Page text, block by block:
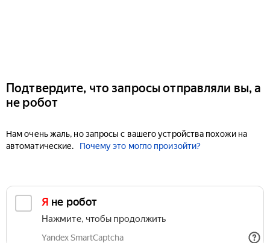
Подтвердите, что запросы отправляли вы, а
не робот
Нам очень жаль, но запросы с вашего устройства похожи на
автоматические.
Почему это могло произойти?
Я не робот
Нажмите, чтобы продолжить
Yandex SmartCaptcha